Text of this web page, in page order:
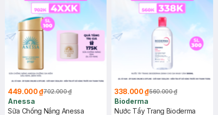
449.000 ₫702.000 ₫
Anessa
Sữa Chống Nắng Anessa
338.000 ₫560.000 ₫
Bioderma
Nước Tẩy Trang Bioderma